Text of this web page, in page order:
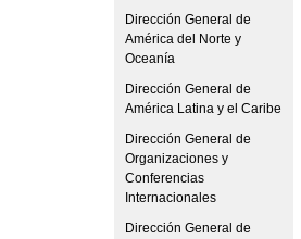
Dirección General de
América del Norte y
Oceanía
Dirección General de
América Latina y el Caribe
Dirección General de
Organizaciones y
Conferencias
Internacionales
Dirección General de